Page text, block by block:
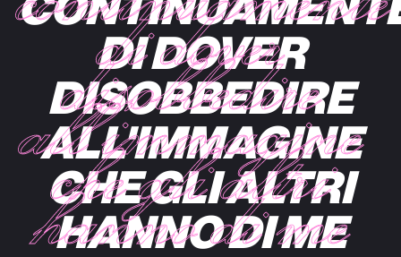
DI DOVER
DISOBBEDIRE
ALL'IMMAGINE
CHE GLI ALTRI
HANNO DI ME